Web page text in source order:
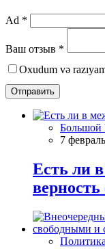
Ad *
Ваш отзыв *
Oxudum və
Отправить
Большой
7
Есть ли
верность
Политика